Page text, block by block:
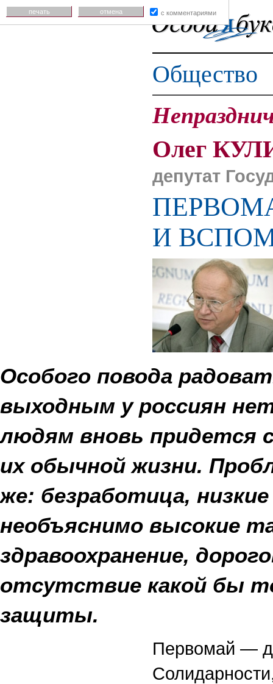
Общество
Олег
депутат
И
Особого повода
выходным у россиян
людям вновь придется
их обычной жизни.
же: безработица,
необъяснимо высокие
здравоохранение,
отсутствие какой бы
защиты.
Первомай —
печать отмена с комментариями